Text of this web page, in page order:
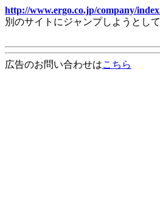
http://www.ergo.co.jp/company/
別のサイトにジャンプしようとし
広告のお問い合わせはこちら